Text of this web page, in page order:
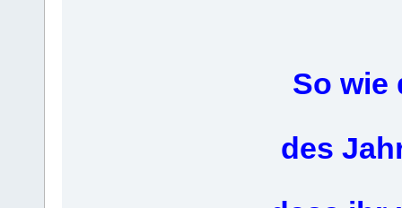
So wie
des